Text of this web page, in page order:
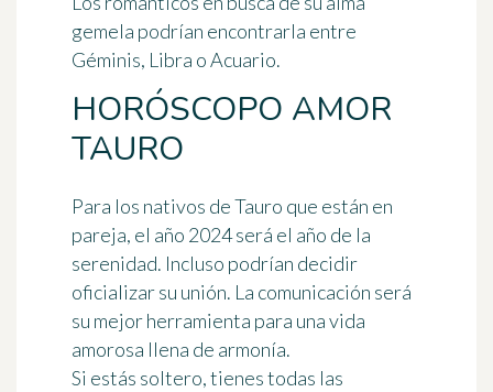
gemela podrían encontrarla entre
Géminis, Libra o Acuario.
HORÓSCOPO AMOR
TAURO
Para los nativos deTauro que están en
pareja, el año 2024 será el año de la
serenidad. Incluso podrían decidir
oficializar su unión. La comunicación será
su mejor herramienta para una vida
amorosa llena de armonía.
Si estás soltero,tienes todas las